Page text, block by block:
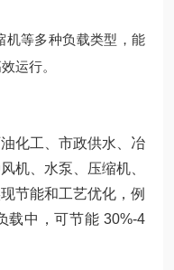
机等多种负载类型，能
运行。
化工、市政供水、冶
机、水泵、压缩机、
节能和工艺优化，例
载中，可节能 30%-4